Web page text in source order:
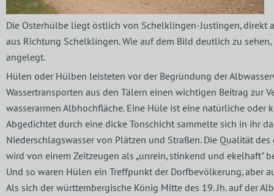
Die Osterhülbe liegt östlich von Schelklingen-Justingen, direkt
aus Richtung Schelklingen. Wie auf dem Bild deutlich zu
angelegt.
Hülen oder Hülben leisteten vor der Begründung der
Wassertransporten aus den Tälern einen wichtigen Beitrag zur
wasserarmen Albhochfläche. Eine Hüle ist eine natürliche oder
Abgedichtet durch eine dicke Tonschicht sammelte sich in ihr
Niederschlagswasser von Plätzen und Straßen. Die Qualität
wird von einem Zeitzeugen als „unrein, stinkend und ekelhaft"
Und so waren Hülen ein Treffpunkt der Dorfbevölkerung, aber
Als sich der württembergische König Mitte des 19. Jh. auf der